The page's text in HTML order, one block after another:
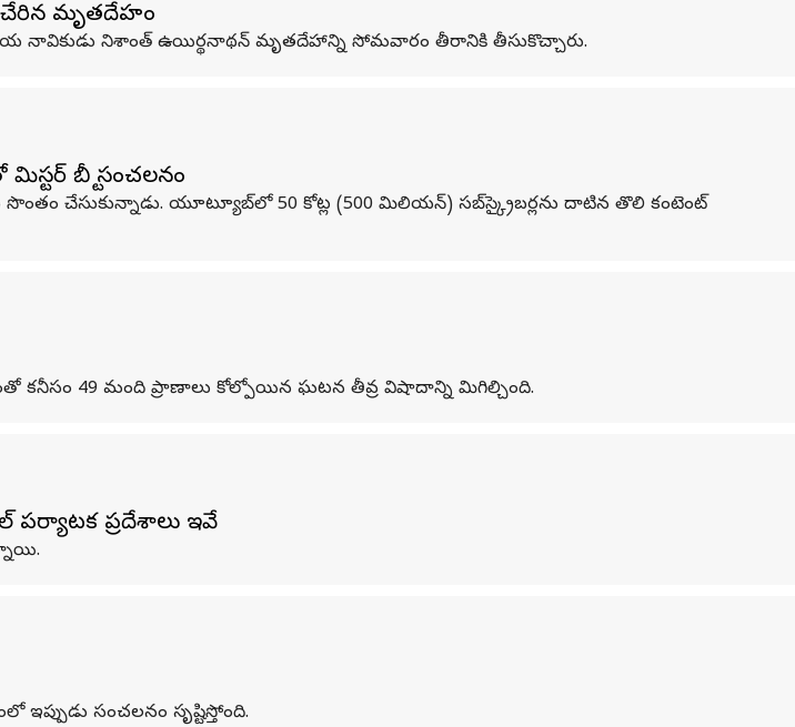
చేరిన మృతదేహం
నిశాంత్ ఉయిర్థనాథన్ మృతదేహాన్ని సోమవారం తీరానికి తీసుకొచ్చారు.
బీస్ట్‌ సంచలనం
చేసుకున్నాడు. యూట్యూబ్‌లో 50 కోట్ల (500 మిలియన్‌) సబ్‌స్క్రైబర్లను దాటిన తొలి కంటెంట్‌
కనీసం 49 మంది ప్రాణాలు కోల్పోయిన ఘటన తీవ్ర విషాదాన్ని మిగిల్చింది.
పర్యాటక ప్రదేశాలు ఇవే
సంచలనం సృష్టిస్తోంది.